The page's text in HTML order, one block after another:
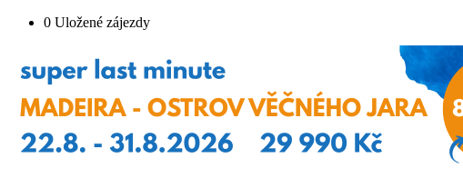
0 Uložené zájezdy